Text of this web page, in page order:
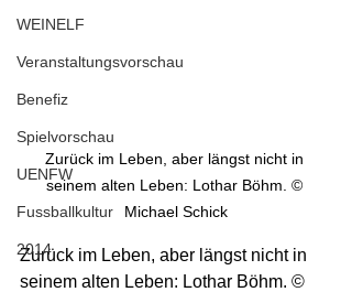
WEINELF
Veranstaltungsvorschau
Benefiz
Spielvorschau
UENFW
Fussballkultur
2014
Zurück im Leben, aber längst nicht in
seinem alten Leben: Lothar Böhm. ©
Michael Schick
Zurück im Leben, aber längst nicht in
seinem alten Leben: Lothar Böhm. ©